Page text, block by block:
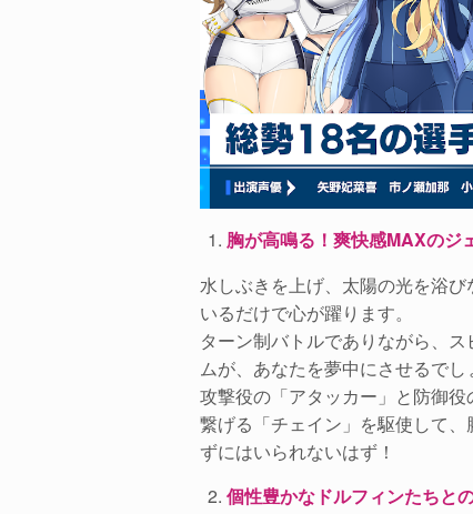
胸が高鳴る！爽快感MAXのジ
水しぶきを上げ、太陽の光を浴
いるだけで心が躍ります。
ターン制バトルでありながら、
ムが、あなたを夢中にさせるでし
攻撃役の「アタッカー」と防御
繋げる「チェイン」を駆使して
ずにはいられないはず！
個性豊かなドルフィンたちと